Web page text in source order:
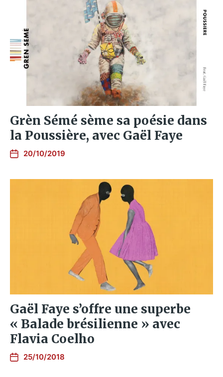
Grèn Sémé sème sa poésie dans
la Poussière, avec Gaël Faye
20/10/2019
Gaël Faye s’offre une superbe
« Balade brésilienne » avec
Flavia Coelho
25/10/2018